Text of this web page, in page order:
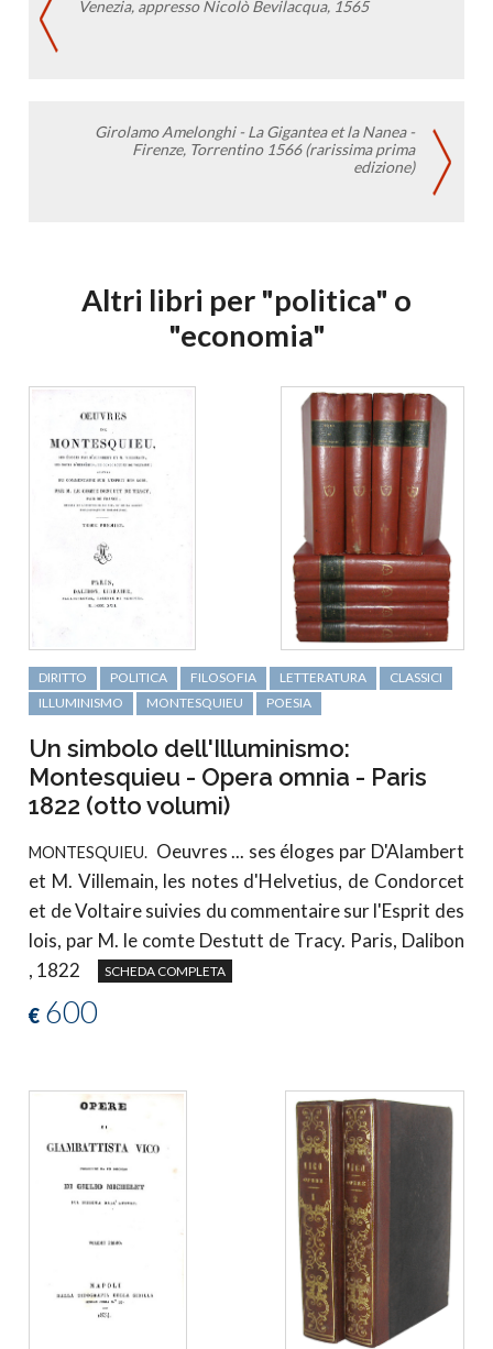
Venezia, appresso Nicolò Bevilacqua, 1565
Girolamo Amelonghi - La Gigantea et la Nanea -
Firenze, Torrentino 1566 (rarissima prima
edizione)
Altri libri per "politica" o
"economia"
DIRITTO POLITICA FILOSOFIA LETTERATURA
CLASSICI
ILLUMINISMO
MONTESQUIEU POESIA
Un simbolo dell'Illuminismo:
Montesquieu - Opera omnia - Paris
1822 (otto volumi)
MONTESQUIEU. Oeuvres ... ses éloges par D'Alambert
et M. Villemain, les notes d'Helvetius, de Condorcet
et de Voltaire suivies du commentaire sur l'Esprit des
lois, par M. le comte Destutt de Tracy. Paris, Dalibon
, 1822
SCHEDA COMPLETA
€ 600